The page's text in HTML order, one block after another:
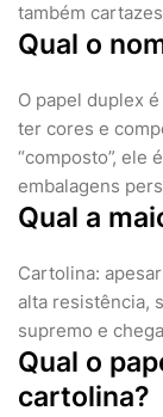
também
Qual o
O papel duplex
ter cores e
“composto”, ele
embalagens
Qual a
Cartolina:
alta resistência,
supremo e
Qual o
cartolina?